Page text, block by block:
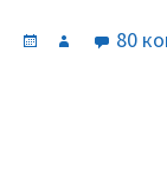
Опубликовано
Автор 80